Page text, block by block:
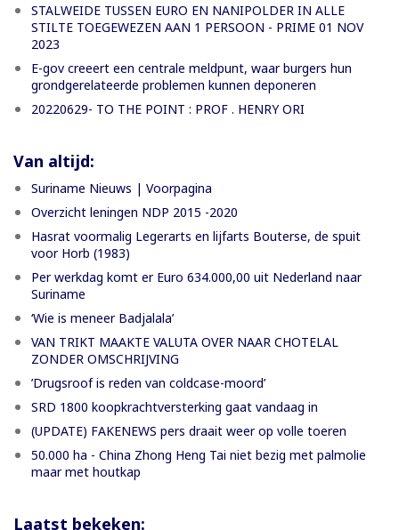
STALWEIDE TUSSEN EURO EN NANIPOLDER IN ALLE
STILTE TOEGEWEZEN AAN 1 PERSOON - PRIME 01 NOV
2023
E-gov creeert een centrale meldpunt, waar burgers hun
grondgerelateerde problemen kunnen deponeren
20220629- TO THE POINT : PROF . HENRY ORI
Van altijd:
Suriname Nieuws | Voorpagina
Overzicht leningen NDP 2015 -2020
Hasrat voormalig Legerarts en lijfarts Bouterse, de spuit
voor Horb (1983)
Per werkdag komt er Euro 634.000,00 uit Nederland naar
Suriname
‘Wie is meneer Badjalala’
VAN TRIKT MAAKTE VALUTA OVER NAAR CHOTELAL
ZONDER OMSCHRIJVING
’Drugsroof is reden van coldcase-moord’
SRD 1800 koopkrachtversterking gaat vandaag in
(UPDATE) FAKENEWS pers draait weer op volle toeren
50.000 ha - China Zhong Heng Tai niet bezig met palmolie
maar met houtkap
Laatst bekeken: